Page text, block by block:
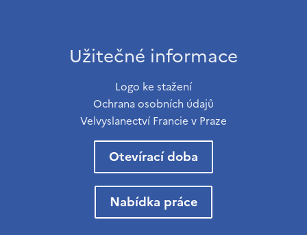
Užitečné informace
Logo ke stažení
Ochrana osobních údajů
Velvyslanectví Francie v Praze
Otevírací doba
Nabídka práce